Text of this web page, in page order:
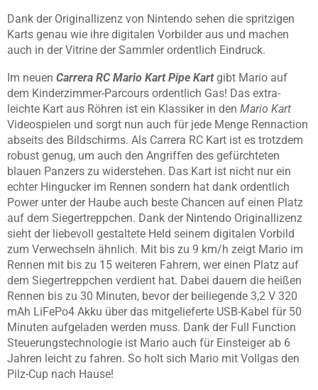
Dank der Originallizenz von Nintendo sehen die spritzigen
Karts genau wie ihre digitalen Vorbilder aus und machen
auch in der Vitrine der Sammler ordentlich Eindruck.
Im neuen Carrera RC Mario Kart Pipe Kartgibt Mario auf
dem Kinderzimmer-Parcours ordentlich Gas! Das extra-
leichte Kart aus Röhren ist ein Klassiker in den Mario Kart
Videospielen und sorgt nun auch für jede Menge Rennaction
abseits des Bildschirms. Als Carrera RC Kart ist es trotzdem
robust genug, um auch den Angriffen des gefürchteten
blauen Panzers zu widerstehen. Das Kart ist nicht nur ein
echter Hingucker im Rennen sondern hat dank ordentlich
Power unter der Haube auch beste Chancen auf einen Platz
auf dem Siegertreppchen. Dank der Nintendo Originallizenz
sieht der liebevoll gestaltete Held seinem digitalen Vorbild
zum Verwechseln ähnlich. Mit bis zu 9 km/h zeigt Mario im
Rennen mit bis zu 15 weiteren Fahrern, wer einen Platz auf
dem Siegertreppchen verdient hat. Dabei dauern die heißen
Rennen bis zu 30 Minuten, bevor der beiliegende 3,2 V 320
mAh LiFePo4 Akku über das mitgelieferte USB-Kabel für 50
Minuten aufgeladen werden muss. Dank der Full Function
Steuerungstechnologie ist Mario auch für Einsteiger ab 6
Jahren leicht zu fahren. So holt sich Mario mit Vollgas den
Pilz-Cup nach Hause!